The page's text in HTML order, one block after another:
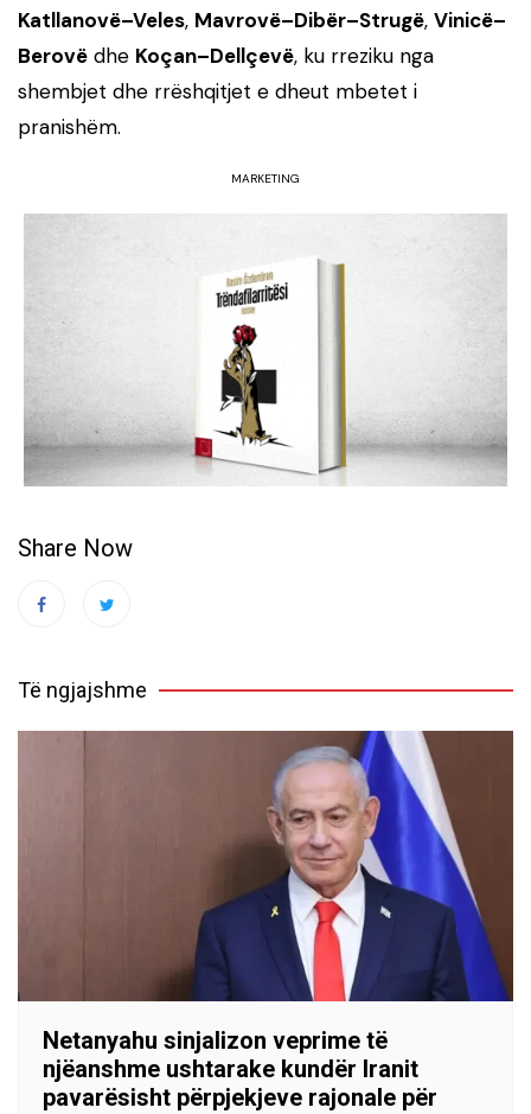
Katllanovë–Veles, Mavrovë–Dibër–Strugë, Vinicë–
Berovë dhe Koçan–Dellçevë, ku rreziku nga
shembjet dhe rrëshqitjet e dheut mbetet i
pranishëm.
MARKETING
Share Now
Të ngjajshme
Netanyahu sinjalizon veprime të
njëanshme ushtarake kundër Iranit
pavarësisht përpjekjeve rajonale për